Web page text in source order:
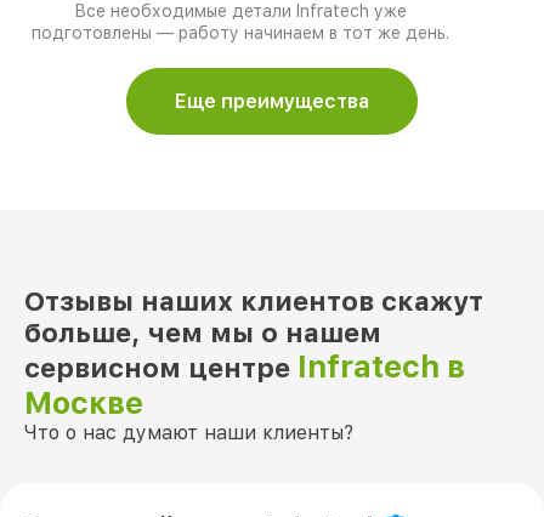
Все необходимые детали Infratech уже
подготовлены — работу начинаем в тот же день.
Еще преимущества
Отзывы наших клиентов скажут
больше, чем мы о нашем
сервисном центре Infratech в
Москве
Что о нас думают наши клиенты?